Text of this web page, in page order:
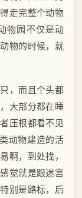
走完整个动物
物园不仅是动
物的时候，就
，而且个头都
大部分都在睡
压根都看不见
动物建造的活
啊，到处找，
觉就是跟迷宫
别是路标，后